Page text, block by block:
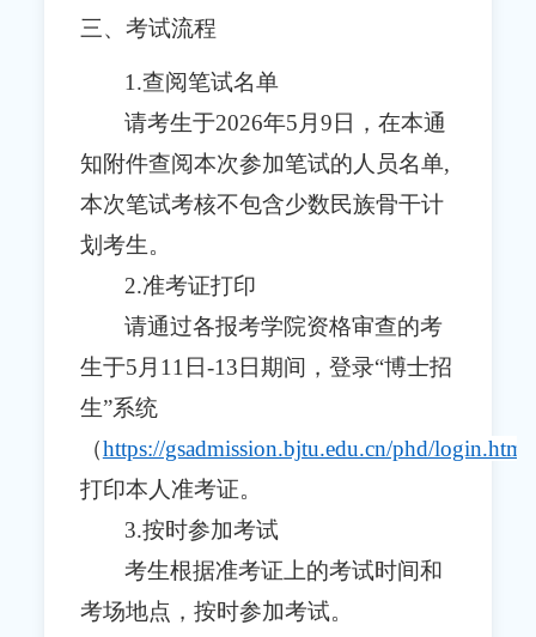
三、考试流程
1.查阅笔试名单
请考生于2026年5月9日，在本通
知附件查阅本次参加笔试的人员名单,
本次笔试考核不包含少数民族骨干计
划考生。
2.准考证打印
请通过各报考学院资格审查的考
生于5月11日-13日期间，登录“博士招
生”系统
（https://gsadmission.bjtu.edu.cn/phd/login.html
打印本人准考证。
3.按时参加考试
考生根据准考证上的考试时间和
考场地点，按时参加考试。